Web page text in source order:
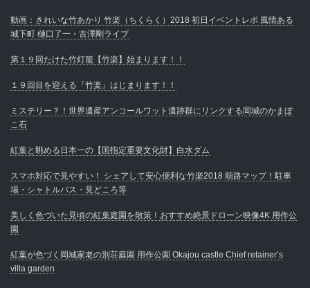
動画：きれいな竹あかり 竹楽（ちくらく）2018 初日イベントレポ 風情ある
城下町 樋口了一・古澤剛ライブ
第１９回たけた竹灯籠【竹楽】始まります！！
１９回目を迎える『竹楽』はじまります！！
ミステリー？！世界遺産アンコールワット遺跡群にリンクする岡城のかまぼ
こ石
紅葉と眺める日本一の【国指定重要文化財】白水ダム
スマホ対応で見やすい！ シェアして安心便利な竹楽2018 順路マップ！駐車
場・シャトルバス・見どころ等
美しく色づいた見頃の紅葉庭園を散策！おすすめ絶景ドローン映像4K 用作公
園
紅葉が色づく岡城家老の別荘庭園 用作公園 Okajou castle Chief retainer’s
villa garden